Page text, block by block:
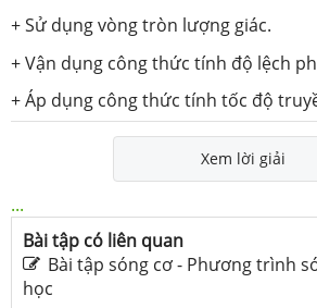
+ Sử dụng vòng tròn lượng giác.
+ Vận dụng công thức tính độ lệch
+ Áp dụng công thức tính tốc độ
Xem lời giải
...
Bài tập có liên quan
Bài tập sóng cơ - Phương trình
học